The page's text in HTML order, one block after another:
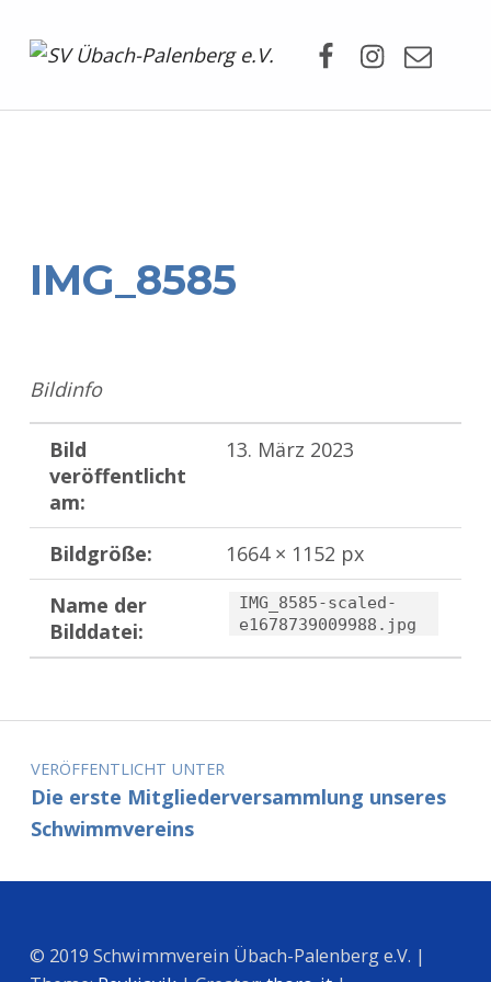
IMG_8585
Bildinfo
Bild
veröffentlicht
am:
13. März 2023
Bildgröße:
1664 × 1152 px
Name der
Bilddatei:
IMG_8585-scaled-
e1678739009988.jpg
Zurück zur Hauptnavigation springen
Beitragsnavigation
VERÖFFENTLICHT UNTER
Die erste Mitgliederversammlung unseres
Schwimmvereins
© 2019 Schwimmverein Übach-Palenberg e.V. |